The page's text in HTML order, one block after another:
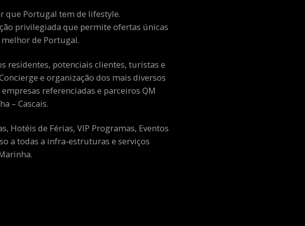
que Portugal tem de lifestyle.
privilegiada que permite ofertas únicas
de Portugal.
residentes, potenciais clientes, turistas e
e organização dos mais diversos
referenciadas e parceiros QM
– Cascais.
Hotéis de Férias, VIP Programas, Eventos
a todas a infra-estruturas e serviços